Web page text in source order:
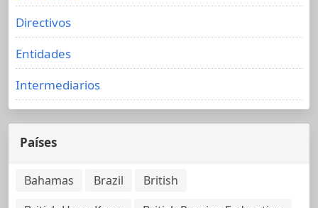
Directivos
Entidades
Intermediarios
Países
Bahamas Brazil
British